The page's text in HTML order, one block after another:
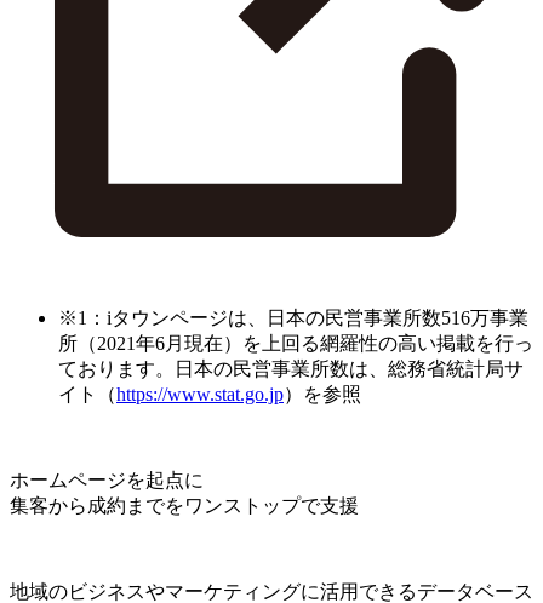
※1：iタウンページは、日本の民営事業所数516万事業
所（2021年6月現在）を上回る網羅性の高い掲載を行っ
ております。日本の民営事業所数は、総務省統計局サ
イト（https://www.stat.go.jp）を参照
ホームページを起点に
集客から成約までをワンストップで支援
地域のビジネスやマーケティングに活用できるデータベース